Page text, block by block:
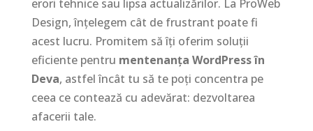
erori tehnice sau lipsa actualizărilor. La ProWeb
Design, înțelegem cât de frustrant poate fi
acest lucru. Promitem să îți oferim soluții
eficiente pentru mentenanța WordPress în
Deva, astfel încât tu să te poți concentra pe
ceea ce contează cu adevărat: dezvoltarea
afacerii tale.